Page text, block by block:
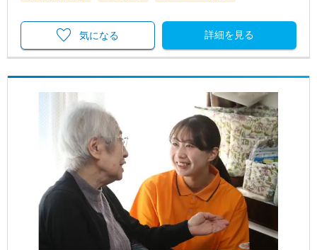
詳細を見る
気になる